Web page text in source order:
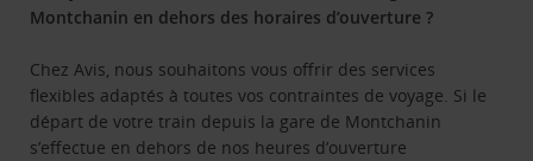
Montchanin en dehors des horaires d’ouverture ?
Chez Avis, nous souhaitons vous offrir des services
flexibles adaptés à toutes vos contraintes de voyage. Si le
départ de votre train depuis la gare de Montchanin
s’effectue en dehors de nos heures d’ouverture